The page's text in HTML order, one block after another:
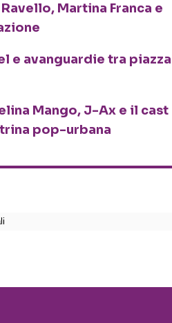
Martina Franca e
e avanguardie tra piazza
Mango, J-Ax e il cast
pop-urbana